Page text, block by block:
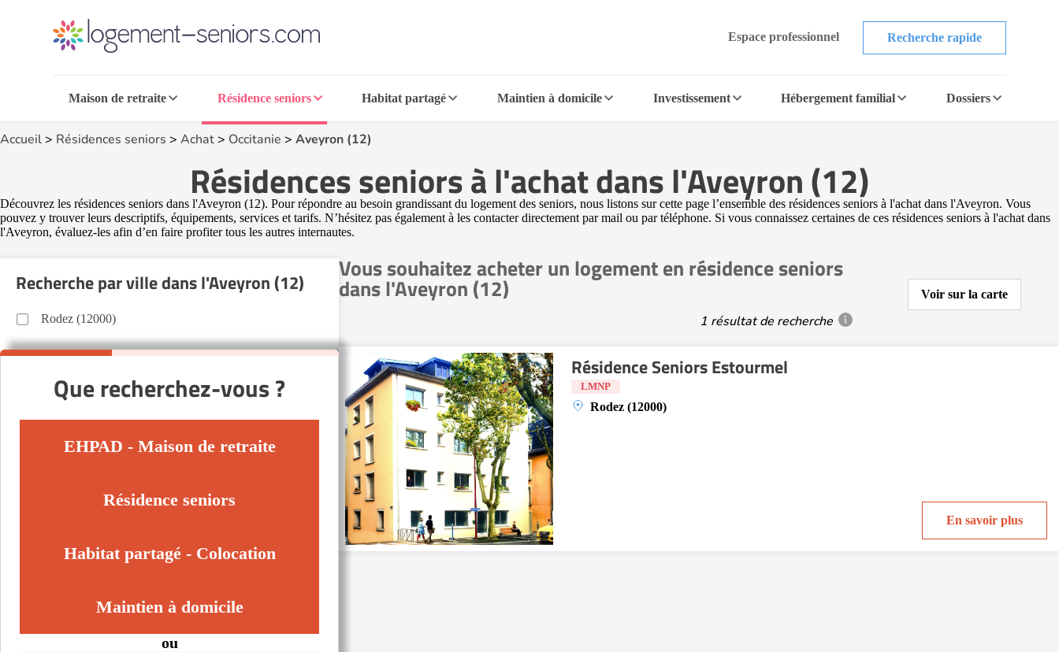
Espace professionnel Recherche rapide
Maison de retraite Résidence seniors Habitat partagé Maintien à domicile Investissement Hébergement familial Dossiers
Accueil> Résidences seniors > Achat> Occitanie > Aveyron (12)
Résidences seniors à l'achat dans l'Aveyron (12)
Découvrez les résidences seniors dans l'Aveyron (12). Pour répondre au besoin grandissant du logement des seniors, nous listons sur cette page l’ensemble des résidences seniors à l'achat dans l'Aveyron. Vous
pouvez y trouver leurs descriptifs, équipements, services et tarifs. N’hésitez pas également à les contacter directement par mail ou par téléphone. Si vous connaissez certaines de ces résidences seniors à l'achat dans
l'Aveyron, évaluez-les afin d’en faire profiter tous les autres internautes.
Vous souhaitez acheter un logement en résidence seniors
dans l'Aveyron (12)
1 résultat de recherche
Voir sur la carte
Résidence Seniors Estourmel
LMNP
Rodez (12000)
En savoir plus
Recherche par ville dans l'Aveyron (12)
Rodez (12000)
Que recherchez-vous ?
EHPAD - Maison de retraite
Résidence seniors
Habitat partagé - Colocation
Maintien à domicile
ou